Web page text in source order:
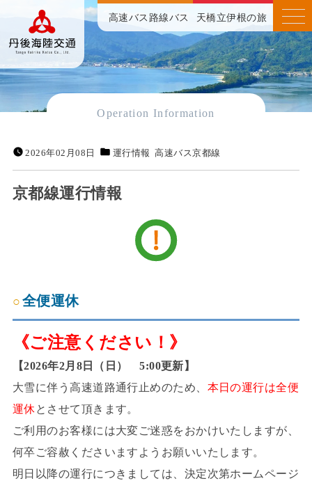
高速バス 路線バス 天橋立伊根の旅
Operation Information
2026年02月08日 運行情報 高速バス京都線
京都線運行情報
全便運休
《ご注意ください！》
【2026年2月8日（日） 5:00更新】
大雪に伴う高速道路通行止めのため、 本日の運行は全便
運休とさせて頂きます。
ご利用のお客様には大変ご迷惑をおかけいたしますが、
何卒ご容赦くださいますようお願いいたします。
明日以降の運行につきましては、決定次第ホームページ